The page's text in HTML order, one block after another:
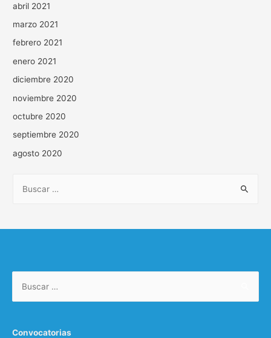
abril 2021
marzo 2021
febrero 2021
enero 2021
diciembre 2020
noviembre 2020
octubre 2020
septiembre 2020
agosto 2020
Convocatorias